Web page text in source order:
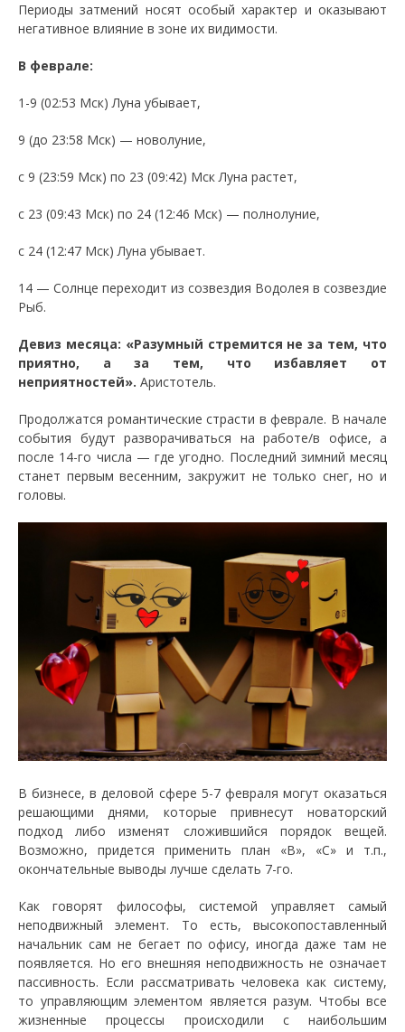
Периоды затмений носят особый характер и оказывают
негативное влияние в зоне их видимости.
В феврале:
1-9 (02:53 Мск) Луна убывает,
9 (до 23:58 Мск) — новолуние,
с 9 (23:59 Мск) по 23 (09:42) Мск Луна растет,
с 23 (09:43 Мск) по 24 (12:46 Мск) — полнолуние,
с 24 (12:47 Мск) Луна убывает.
14 — Солнце переходит из созвездия Водолея в созвездие
Рыб.
Девиз месяца: «Разумный стремится не за тем, что
приятно, а за тем, что избавляет от
неприятностей». Аристотель.
Продолжатся романтические страсти в феврале. В начале
события будут разворачиваться на работе/в офисе, а
после 14-го числа — где угодно. Последний зимний месяц
станет первым весенним, закружит не только снег, но и
головы.
В бизнесе, в деловой сфере 5-7 февраля могут оказаться
решающими днями, которые привнесут новаторский
подход либо изменят сложившийся порядок вещей.
Возможно, придется применить план «В», «С» и т.п.,
окончательные выводы лучше сделать 7-го.
Как говорят философы, системой управляет самый
неподвижный элемент. То есть, высокопоставленный
начальник сам не бегает по офису, иногда даже там не
появляется. Но его внешняя неподвижность не означает
пассивность. Если рассматривать человека как систему,
то управляющим элементом является разум. Чтобы все
жизненные процессы происходили с наибольшим